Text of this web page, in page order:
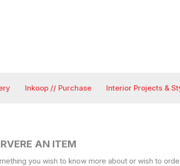
Inkoop // Purchase Interior Projects &
AN ITEM
you wish to know more about or wish to